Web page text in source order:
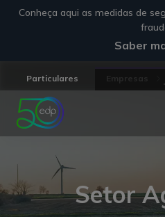
Conheça aqui as medidas de
Saber
Particulares
Setor